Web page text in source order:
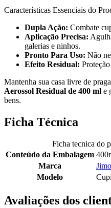
Características Essenciais do
Dupla Ação: Combate
Aplicação Precisa:
galerias e ninhos.
Pronto Para Uso: Não
Efeito Residual:
Mantenha sua casa livre de
Aerossol Residual de 400 ml e
bens.
Ficha Técnica
Ficha tecnica do
Conteúdo da Embalagem
Marca
Jimo
Modelo
Avaliações dos